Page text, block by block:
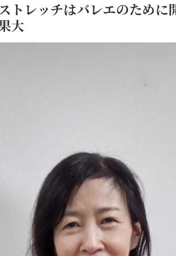
トレッチはバレエのために
大